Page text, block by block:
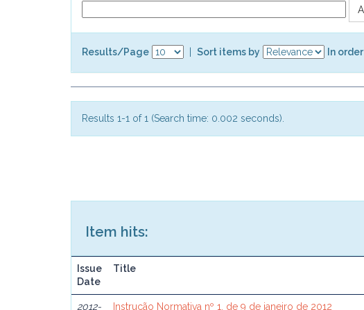
Results/Page Sort items by In order
Results 1-1 of 1 (Search time: 0.002 seconds).
Item hits:
Issue
Date
Title
2012- Instrução Normativa nº 1, de 9 de janeiro de 2012